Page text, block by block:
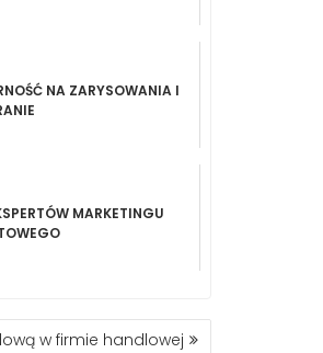
NA ZARYSOWANIA I
MARKETINGU
w firmie handlowej